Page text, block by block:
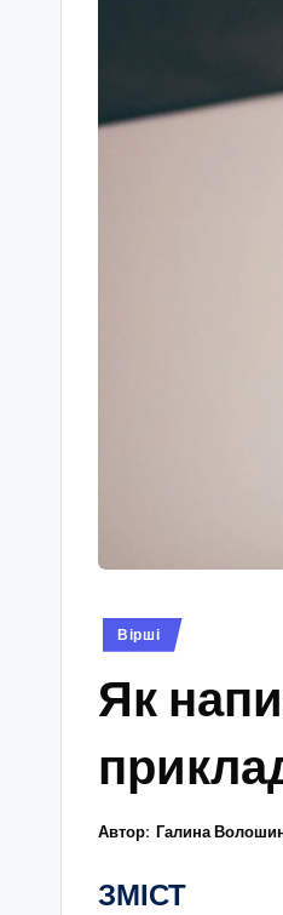
Опубліковано
Вірші
Як
Автор: Галина
ЗМІСТ